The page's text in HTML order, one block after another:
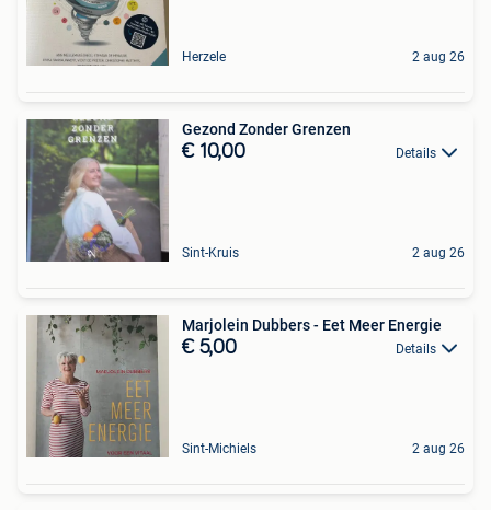
Herzele 2 aug 26
Gezond Zonder Grenzen
€ 10,00 Details
Sint-Kruis 2 aug 26
Marjolein Dubbers - Eet Meer Energie
€ 5,00 Details
Sint-Michiels 2 aug 26